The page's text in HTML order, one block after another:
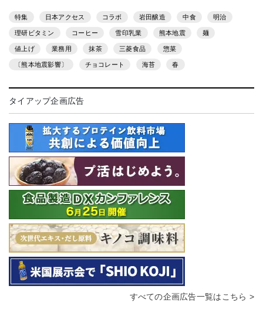
特集 日本アクセス コラボ 岩田醸造 中食 明治
理研ビタミン コーヒー 雪印乳業 熊本地震 麺
値上げ 業務用 抹茶 三菱食品 惣菜
〔熊本地震影響〕 チョコレート 海苔 春
タイアップ企画広告
すべての企画広告一覧はこちら >